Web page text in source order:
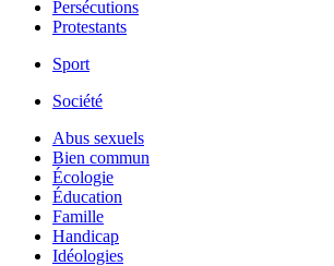
Persécutions
Protestants
Sport
Société
Abus sexuels
Bien commun
Écologie
Éducation
Famille
Handicap
Idéologies